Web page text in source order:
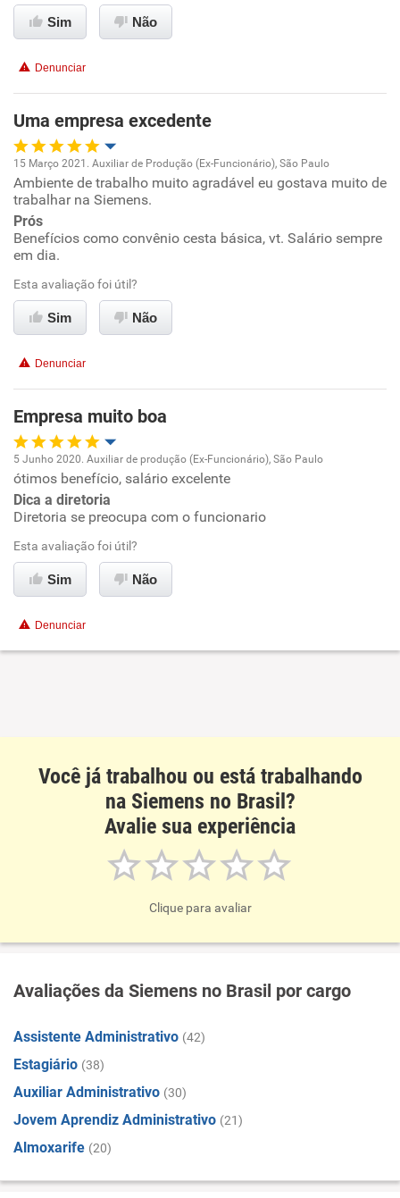
Benefícios
Recomenda esta empresa
Recomenda a diretoria
Sim Não
Denunciar
Uma empresa excedente
Oportunidade de promoção
Ambiente de trabalho
Benefícios
Recomenda esta empresa
Recomenda a diretoria
15 Março 2021. Auxiliar de Produção (Ex-Funcionário), São Paulo
Ambiente de trabalho muito agradável eu gostava muito de
trabalhar na Siemens.
Prós
Benefícios como convênio cesta básica, vt. Salário sempre
em dia.
Esta avaliação foi útil?
Sim Não
Denunciar
Empresa muito boa
Oportunidade de promoção
Ambiente de trabalho
Conciliação com a vida familiar
5 Junho 2020. Auxiliar de produção (Ex-Funcionário), São Paulo
ótimos benefício, salário excelente
Dica a diretoria
Diretoria se preocupa com o funcionario
Esta avaliação foi útil?
Sim Não
Denunciar
Você já trabalhou ou está trabalhando
na Siemens no Brasil?
Avalie sua experiência
Clique para avaliar
Avaliações da Siemens no Brasil por cargo
Assistente Administrativo (42)
Estagiário (38)
Auxiliar Administrativo (30)
Jovem Aprendiz Administrativo (21)
Almoxarife (20)